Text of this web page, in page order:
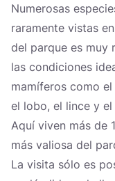
Numerosas
raramente vistas
del parque es muy
las condiciones
mamíferos como
el lobo, el lince y
Aquí viven más de
más valiosa del
La visita sólo es